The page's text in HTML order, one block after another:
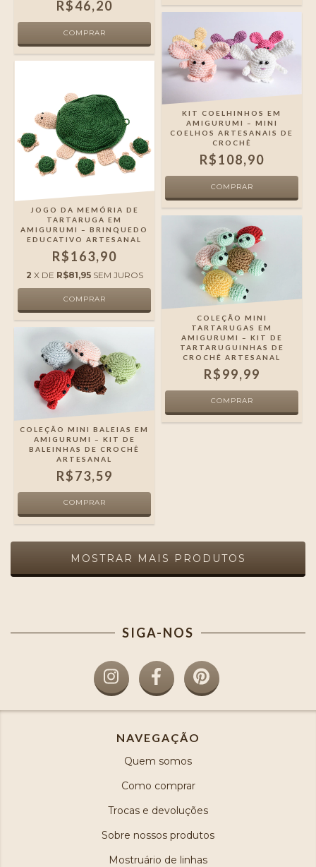
R$46,20
JOGO DA MEMÓRIA DE
TARTARUGA EM
AMIGURUMI – BRINQUEDO
EDUCATIVO ARTESANAL
R$163,90
2 X DE R$81,95 SEM JUROS
KIT COELHINHOS EM
AMIGURUMI – MINI
COELHOS ARTESANAIS DE
CROCHÊ
R$108,90
COLEÇÃO MINI BALEIAS EM
AMIGURUMI – KIT DE
BALEINHAS DE CROCHÊ
ARTESANAL
R$73,59
COLEÇÃO MINI
TARTARUGAS EM
AMIGURUMI – KIT DE
TARTARUGUINHAS DE
CROCHÊ ARTESANAL
R$99,99
MOSTRAR MAIS PRODUTOS
SIGA-NOS
NAVEGAÇÃO
Quem somos
Como comprar
Trocas e devoluções
Sobre nossos produtos
Mostruário de linhas